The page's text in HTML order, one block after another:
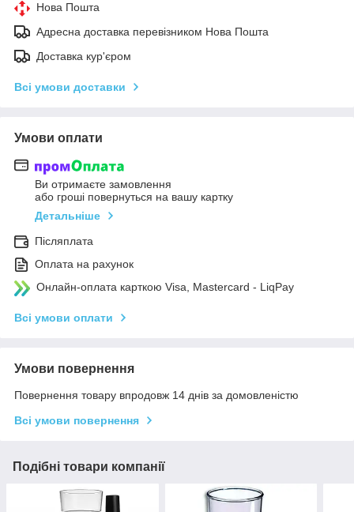
Нова Пошта
Адресна доставка перевізником Нова Пошта
Доставка кур'єром
Всі умови доставки
Умови оплати
Ви отримаєте замовлення
або гроші повернуться на вашу картку
Детальніше
Післяплата
Оплата на рахунок
Онлайн-оплата карткою Visa, Mastercard - LiqPay
Всі умови оплати
Умови повернення
Повернення товару впродовж 14 днів за домовленістю
Всі умови повернення
Подібні товари компанії